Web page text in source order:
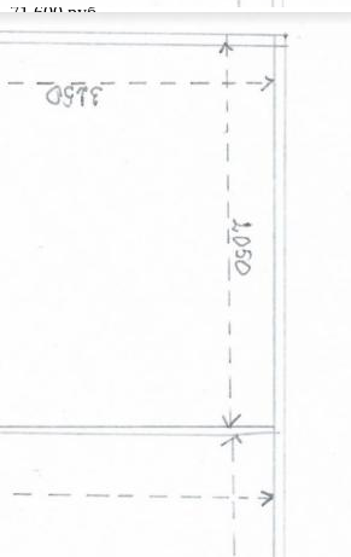
71 600 руб.
Цена за 1 кв. м
О помещении